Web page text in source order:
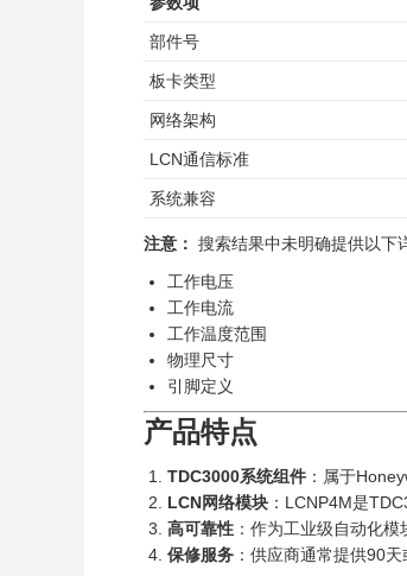
部件号
板卡类型
网络架构
LCN通信标准
系统兼容
注意： 搜索结果中未明确提供以下
工作电压
工作电流
工作温度范围
物理尺寸
引脚定义
产品特点
TDC3000系统组件 ：属于
LCN网络模块 ：LCNP4M是
高可靠性 ：作为工业级自动化
保修服务 ：供应商通常提供90